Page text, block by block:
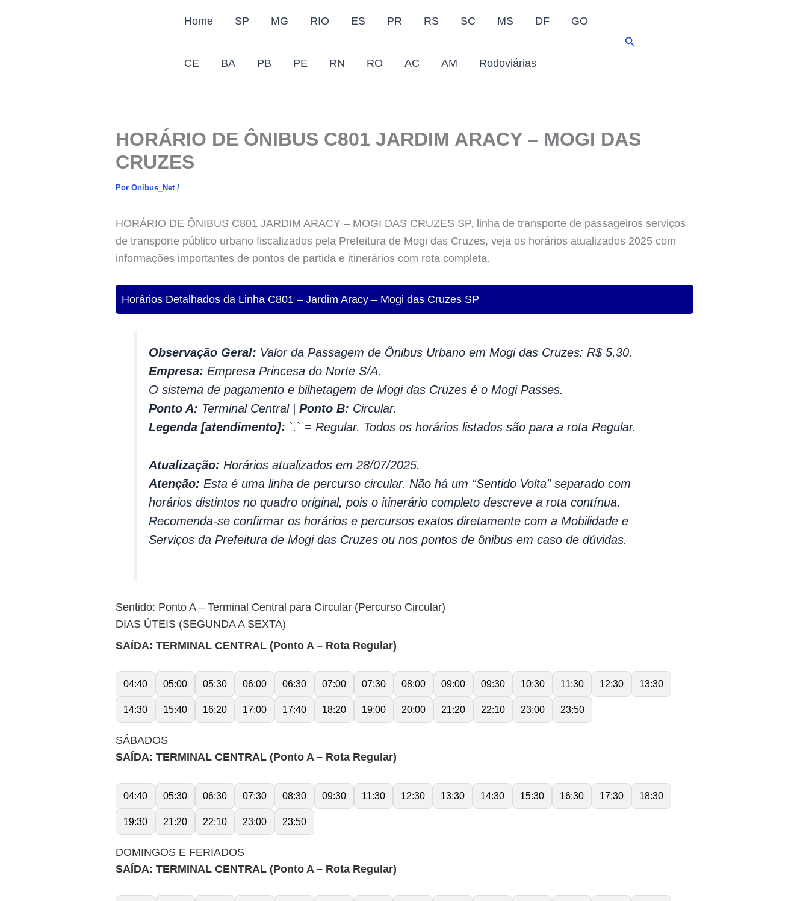
Home SP MG RIO ES PR RS SC MS DF GO
CE BA PB PE RN RO AC AM Rodoviárias
Pesquisar
HORÁRIO DE ÔNIBUS C801 JARDIM ARACY – MOGI DAS
CRUZES
Por Onibus_Net /
HORÁRIO DE ÔNIBUS C801 JARDIM ARACY – MOGI DAS CRUZES SP, linha de transporte de passageiros serviços
de transporte público urbano fiscalizados pela Prefeitura de Mogi das Cruzes, veja os horários atualizados 2025 com
informações importantes de pontos de partida e itinerários com rota completa.
Horários Detalhados da Linha C801 – Jardim Aracy – Mogi das Cruzes SP
Observação Geral: Valor da Passagem de Ônibus Urbano em Mogi das Cruzes: R$ 5,30.
Empresa: Empresa Princesa do Norte S/A.
O sistema de pagamento e bilhetagem de Mogi das Cruzes é o Mogi Passes.
Ponto A: Terminal Central | Ponto B: Circular.
Legenda [atendimento]: `.` = Regular. Todos os horários listados são para a rota Regular.
Atualização: Horários atualizados em 28/07/2025.
Atenção: Esta é uma linha de percurso circular. Não há um “Sentido Volta” separado com
horários distintos no quadro original, pois o itinerário completo descreve a rota contínua.
Recomenda-se confirmar os horários e percursos exatos diretamente com a Mobilidade e
Serviços da Prefeitura de Mogi das Cruzes ou nos pontos de ônibus em caso de dúvidas.
Sentido: Ponto A – Terminal Central para Circular (Percurso Circular)
DIAS ÚTEIS (SEGUNDA A SEXTA)
SAÍDA: TERMINAL CENTRAL (Ponto A – Rota Regular)
04:40 05:00 05:30 06:00 06:30 07:00 07:30 08:00 09:00 09:30 10:30 11:30 12:30 13:30
14:30 15:40 16:20 17:00 17:40 18:20 19:00 20:00 21:20 22:10 23:00 23:50
SÁBADOS
SAÍDA: TERMINAL CENTRAL (Ponto A – Rota Regular)
04:40 05:30 06:30 07:30 08:30 09:30 11:30 12:30 13:30 14:30 15:30 16:30 17:30 18:30
19:30 21:20 22:10 23:00 23:50
DOMINGOS E FERIADOS
SAÍDA: TERMINAL CENTRAL (Ponto A – Rota Regular)